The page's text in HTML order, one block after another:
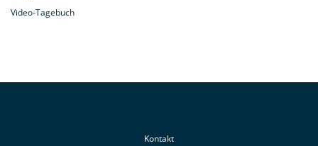
Video-Tagebuch
Kontakt